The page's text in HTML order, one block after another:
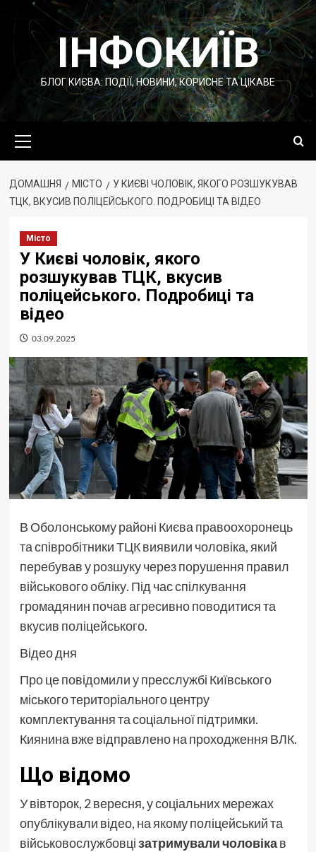
Перейти
ІНФОКИЇВ
БЛОГ КИЄВА: ПОДІЇ, НОВИНИ, КОРИСНЕ ТА ЦІКАВЕ
меню
ДОМАШНЯ МІСТО
У КИЄВІ ЧОЛОВІК, ЯКОГО РОЗШУКУВАВ
ТЦК, ВКУСИВ ПОЛІЦЕЙСЬКОГО. ПОДРОБИЦІ ТА ВІДЕО
Місто
У Києві чоловік, якого
розшукував ТЦК, вкусив
поліцейського. Подробиці та
відео
03.09.2025
В Оболонському районі Києва правоохоронець
та співробітники ТЦК виявили чоловіка, який
перебував у розшуку через порушення правил
військового обліку. Під час спілкування
громадянин почав агресивно поводитися та
вкусив поліцейського.
Відео дня
Про це повідомили у пресслужбі Київського
міського територіального центру
комплектування та соціальної підтримки.
Киянина вже відправлено на проходження ВЛК.
Що відомо
У вівторок, 2 вересня, у соціальних мережах
опублікували відео, на якому поліцейський та
військовослужбовцізатримували чоловікав